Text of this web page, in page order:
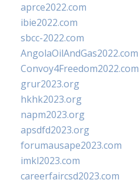
aprce2022.com
ibie2022.com
sbcc-2022.com
AngolaOilAndGas2022.com
Convoy4Freedom2022.com
grur2023.org
hkhk2023.org
napm2023.org
apsdfd2023.org
forumausape2023.com
imkl2023.com
careerfaircsd2023.com